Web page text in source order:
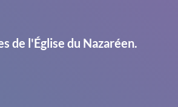
de l'Église du Nazaréen.